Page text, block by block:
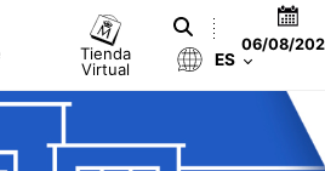
Tienda
Virtual
06/08/
ES